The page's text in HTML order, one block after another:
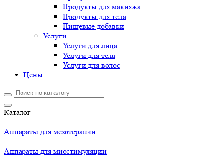
Продукты для макияжа
Продукты для тела
Пищевые добавки
Услуги
Услуги для лица
Услуги для тела
Услуги для волос
Цены
Каталог
Аппараты для мезотерапии
Аппараты для миостимуляции